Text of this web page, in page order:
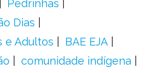
Pedrinhas
Dias
e Adultos
BAE EJA
comunidade indígena